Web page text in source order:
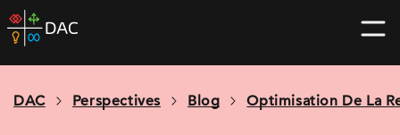
Skip
to
home
DAC Perspectives Blog Optimisation De La